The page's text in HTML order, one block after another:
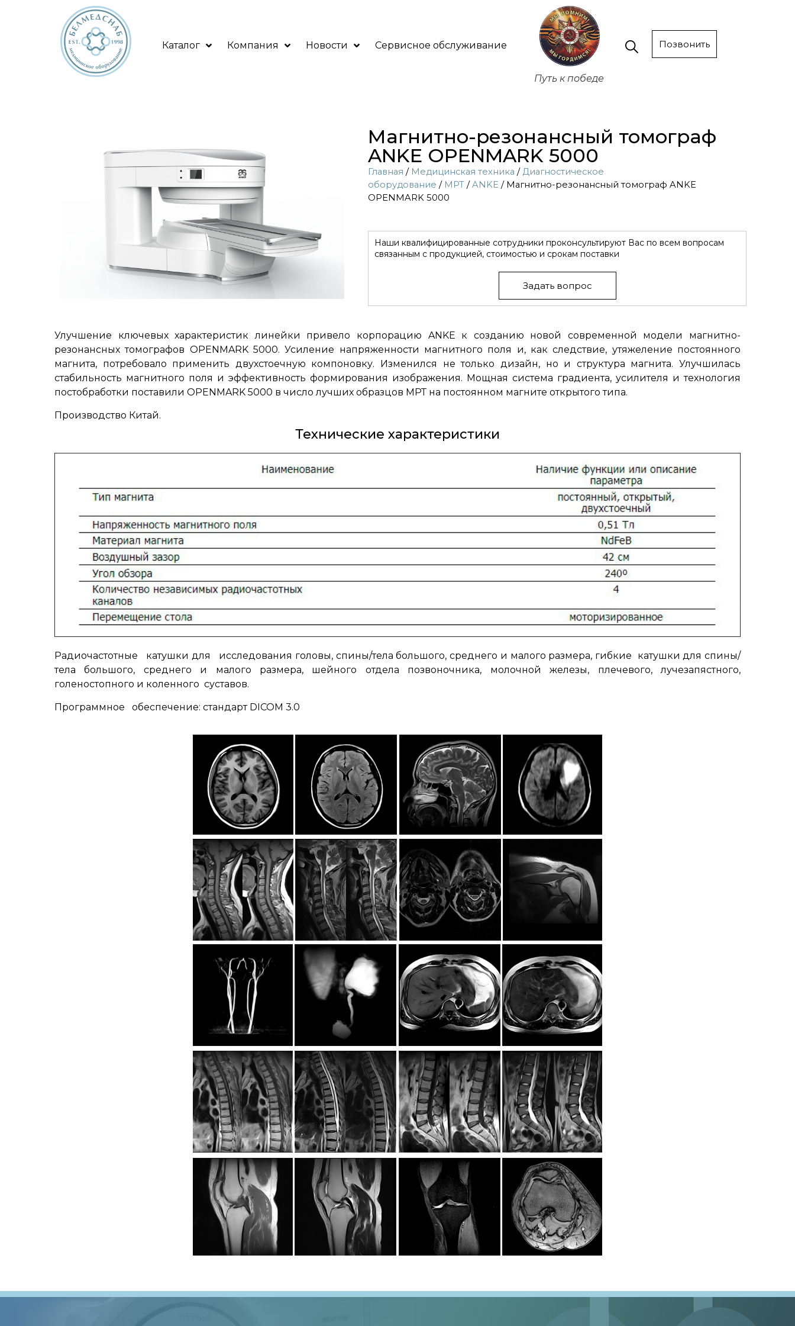
Каталог Компания Новости Сервисное обслуживание
Путь к победе
Позвонить
Магнитно-резонансный томограф
ANKE OPENMARK 5000
Главная / Медицинская техника / Диагностическое
оборудование / МРТ / ANKE / Магнитно-резонансный томограф ANKE
OPENMARK 5000
Наши квалифицированные сотрудники проконсультируют Вас по всем вопросам
связанным с продукцией, стоимостью и срокам поставки
Задать вопрос
Улучшение ключевых характеристик линейки привело корпорацию ANKE к созданию новой современной модели магнитно-
резонансных томографов OPENMARK 5000. Усиление напряженности магнитного поля и, как следствие, утяжеление постоянного
магнита, потребовало применить двухстоечную компоновку. Изменился не только дизайн, но и структура магнита. Улучшилась
стабильность магнитного поля и эффективность формирования изображения. Мощная система градиента, усилителя и технология
постобработки поставили OPENMARK 5000 в число лучших образцов МРТ на постоянном магните открытого типа.
Производство Китай.
Технические характеристики
Радиочастотные катушки для исследования головы, спины/тела большого, среднего и малого размера, гибкие катушки для спины/
тела большого, среднего и малого размера, шейного отдела позвоночника, молочной железы, плечевого, лучезапястного,
голеностопного и коленного суставов.
Программное обеспечение: стандарт DICOM 3.0